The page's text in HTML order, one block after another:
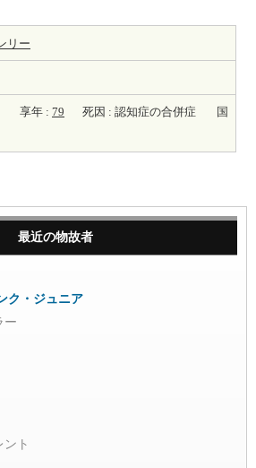
リー
享年 : 79 死因 : 認知症の合併症
国
最近の物故者
ク・ジュニア
ー
ント